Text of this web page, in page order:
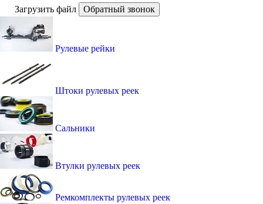
Загрузить файл
Обратный звонок
Рулевые рейки
Штоки рулевых реек
Сальники
Втулки рулевых реек
Ремкомплекты рулевых реек